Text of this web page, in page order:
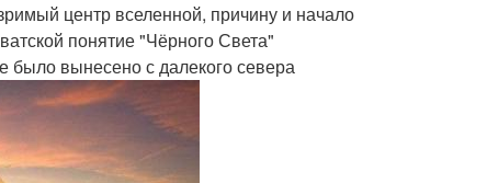
центр вселенной, причину и начало
понятие "Чёрного Света"
было вынесено с далекого севера